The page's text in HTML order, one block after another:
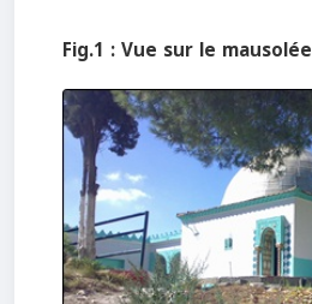
Fig.1 : Vue sur le